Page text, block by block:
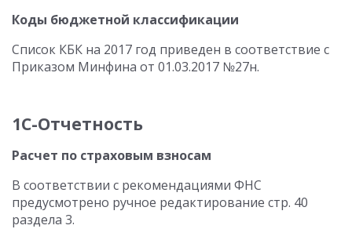
Коды бюджетной классификации
Список КБК на 2017 год приведен в соответствие с
Приказом Минфина от 01.03.2017 №27н.
1С-Отчетность
Расчет по страховым взносам
В соответствии с рекомендациями ФНС
предусмотрено ручное редактирование стр. 40
раздела 3.